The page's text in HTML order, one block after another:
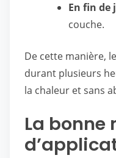
En fin de
couche.
De cette manière,
durant plusieurs
la chaleur et sans
La bonne